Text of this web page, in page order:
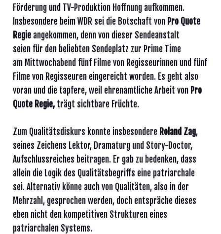
Förderung und TV-Produktion Hoffnung aufkommen.
Insbesondere beim WDR sei die Botschaft von Pro Quote
Regie angekommen, denn von dieser Sendeanstalt
seien für den beliebten Sendeplatz zur Prime Time
am Mittwochabend fünf Filme von Regisseurinnen und fünf
Filme von Regisseuren eingereicht worden. Es geht also
voran und die tapfere, weil ehrenamtliche Arbeit von Pro
Quote Regie, trägt sichtbare Früchte.
Zum Qualitätsdiskurs konnte insbesondere Roland Zag,
seines Zeichens Lektor, Dramaturg und Story-Doctor,
Aufschlussreiches beitragen. Er gab zu bedenken, dass
allein die Logik des Qualitätsbegriffs eine patriarchale
sei. Alternativ könne auch von Qualitäten, also in der
Mehrzahl, gesprochen werden, doch entspräche dieses
eben nicht den kompetitiven Strukturen eines
patriarchalen Systems.